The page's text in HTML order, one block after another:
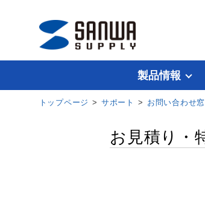
製品情報
トップページ > サポート > お問い合わせ
お見積り・